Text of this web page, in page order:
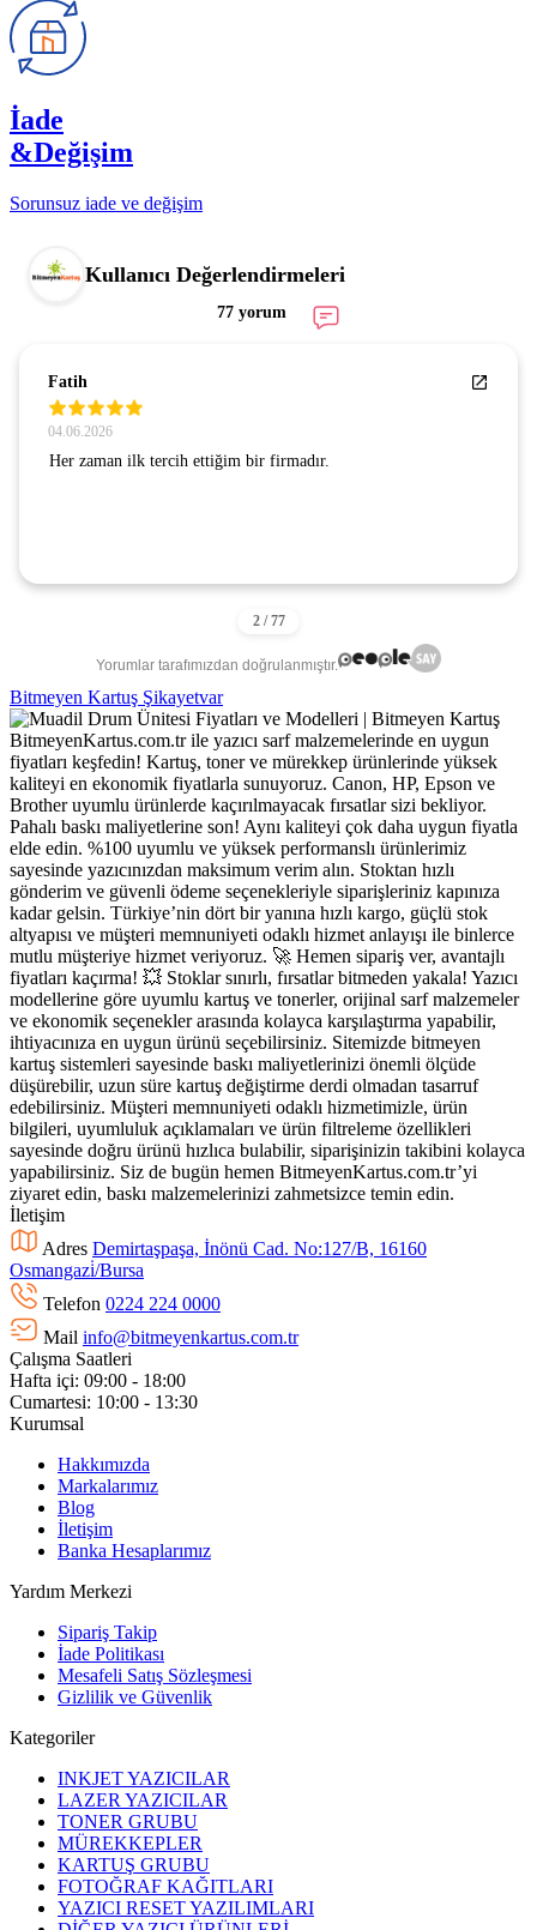
İade
&Değişim
Sorunsuz iade ve değişim
Kullanıcı Değerlendirmeleri
77 yorum
Fatih
04.06.2026
Her zaman ilk tercih ettiğim bir firmadır.
Yorumlar tarafımızdan doğrulanmıştır.
Bitmeyen Kartuş Şikayetvar
BitmeyenKartus.com.tr ile yazıcı sarf malzemelerinde en uygun
fiyatları keşfedin! Kartuş, toner ve mürekkep ürünlerinde yüksek
kaliteyi en ekonomik fiyatlarla sunuyoruz. Canon, HP, Epson ve
Brother uyumlu ürünlerde kaçırılmayacak fırsatlar sizi bekliyor.
Pahalı baskı maliyetlerine son! Aynı kaliteyi çok daha uygun fiyatla
elde edin. %100 uyumlu ve yüksek performanslı ürünlerimiz
sayesinde yazıcınızdan maksimum verim alın. Stoktan hızlı
gönderim ve güvenli ödeme seçenekleriyle siparişleriniz kapınıza
kadar gelsin. Türkiye’nin dört bir yanına hızlı kargo, güçlü stok
altyapısı ve müşteri memnuniyeti odaklı hizmet anlayışı ile binlerce
mutlu müşteriye hizmet veriyoruz. 🚀 Hemen sipariş ver, avantajlı
fiyatları kaçırma! 💥 Stoklar sınırlı, fırsatlar bitmeden yakala! Yazıcı
modellerine göre uyumlu kartuş ve tonerler, orijinal sarf malzemeler
ve ekonomik seçenekler arasında kolayca karşılaştırma yapabilir,
ihtiyacınıza en uygun ürünü seçebilirsiniz. Sitemizde bitmeyen
kartuş sistemleri sayesinde baskı maliyetlerinizi önemli ölçüde
düşürebilir, uzun süre kartuş değiştirme derdi olmadan tasarruf
edebilirsiniz. Müşteri memnuniyeti odaklı hizmetimizle, ürün
bilgileri, uyumluluk açıklamaları ve ürün filtreleme özellikleri
sayesinde doğru ürünü hızlıca bulabilir, siparişinizin takibini kolayca
yapabilirsiniz. Siz de bugün hemen BitmeyenKartus.com.tr’yi
ziyaret edin, baskı malzemelerinizi zahmetsizce temin edin.
İletişim
Adres Demirtaşpaşa, İnönü Cad. No:127/B, 16160
Osmangazi̇/Bursa
Telefon 0224 224 0000
Mail info@bitmeyenkartus.com.tr
Çalışma Saatleri
Hafta içi: 09:00 - 18:00
Cumartesi: 10:00 - 13:30
Kurumsal
Hakkımızda
Markalarımız
Blog
İletişim
Banka Hesaplarımız
Yardım Merkezi
Sipariş Takip
İade Politikası
Mesafeli Satış Sözleşmesi
Gizlilik ve Güvenlik
Kategoriler
INKJET YAZICILAR
LAZER YAZICILAR
TONER GRUBU
MÜREKKEPLER
KARTUŞ GRUBU
FOTOĞRAF KAĞITLARI
YAZICI RESET YAZILIMLARI